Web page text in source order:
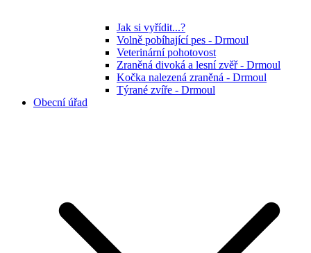
Jak si vyřídit...?
Volně pobíhající pes - Drmoul
Veterinární pohotovost
Zraněná divoká a lesní zvěř - Drmoul
Kočka nalezená zraněná - Drmoul
Týrané zvíře - Drmoul
Obecní úřad